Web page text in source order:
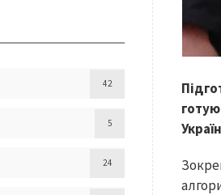
42
5
24